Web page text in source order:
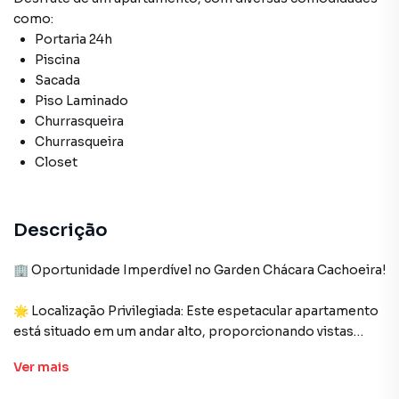
como:
Portaria 24h
Piscina
Sacada
Piso Laminado
Churrasqueira
Churrasqueira
Closet
Descrição
🏢 Oportunidade Imperdível no Garden Chácara Cachoeira!
🌟 Localização Privilegiada: Este espetacular apartamento
está situado em um andar alto, proporcionando vistas
Bar.
Ver mais